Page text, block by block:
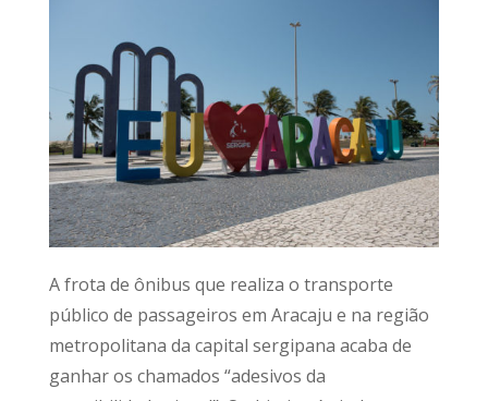
A frota de ônibus que realiza o transporte
público de passageiros em Aracaju e na região
metropolitana da capital sergipana acaba de
ganhar os chamados “adesivos da